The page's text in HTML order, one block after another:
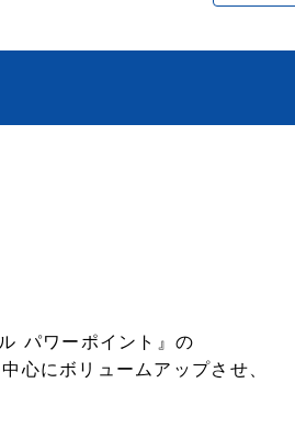
パワーポイント』の
心にボリュームアップさせ、